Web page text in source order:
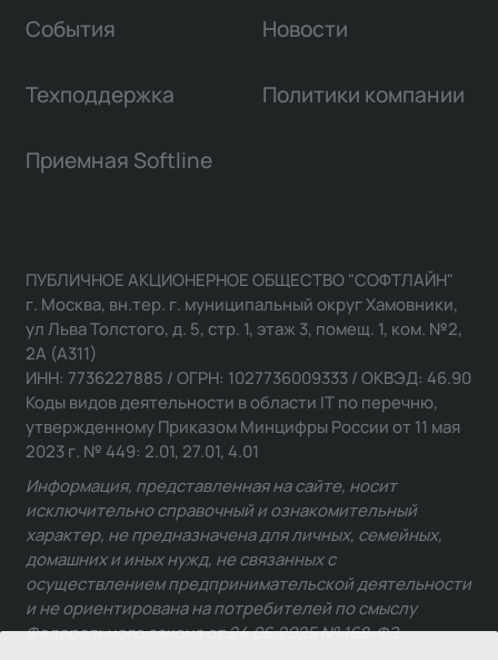
События Новости
Техподдержка Политики компании
Приемная Softline
ПУБЛИЧНОЕ АКЦИОНЕРНОЕ ОБЩЕСТВО "СОФТЛАЙН"
г. Москва, вн.тер. г. муниципальный округ Хамовники,
ул Льва Толстого, д. 5, стр. 1, этаж 3, помещ. 1, ком. №2,
2А (А311)
ИНН: 7736227885 / ОГРН: 1027736009333 / ОКВЭД: 46.90
Коды видов деятельности в области IT по перечню,
утвержденному Приказом Минцифры России от 11 мая
2023 г. № 449: 2.01, 27.01, 4.01
Информация, представленная на сайте, носит
исключительно справочный и ознакомительный
характер, не предназначена для личных, семейных,
домашних и иных нужд, не связанных с
осуществлением предпринимательской деятельности
и не ориентирована на потребителей по смыслу
Федерального закона от 24.06.2025 № 168-ФЗ.